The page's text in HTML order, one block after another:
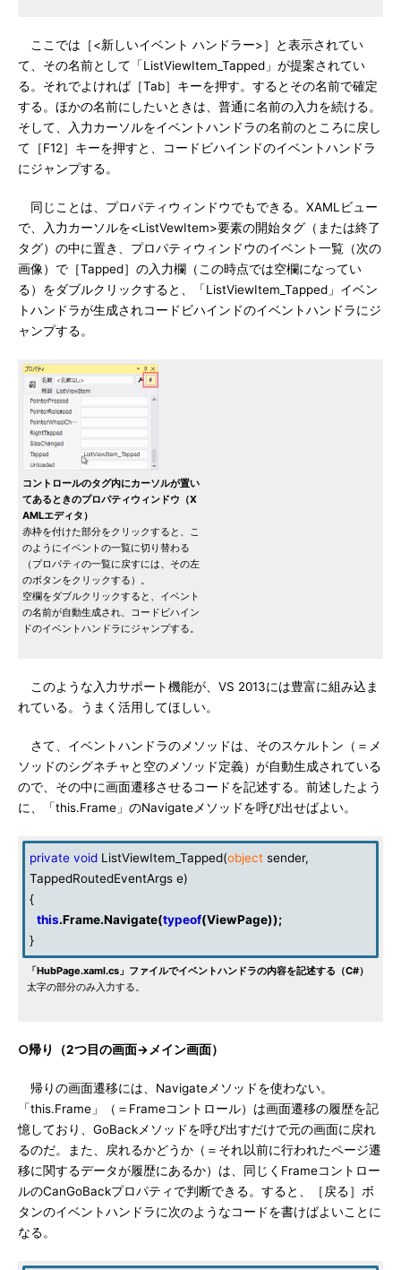
ここでは［<新しいイベント ハンドラー>］と表示されてい
て、その名前として「ListViewItem_Tapped」が提案されてい
る。それでよければ［Tab］キーを押す。するとその名前で確定
する。ほかの名前にしたいときは、普通に名前の入力を続ける。
そして、入力カーソルをイベントハンドラの名前のところに戻し
て［F12］キーを押すと、コードビハインドのイベントハンドラ
にジャンプする。
同じことは、プロパティウィンドウでもできる。XAMLビュー
で、入力カーソルを<ListVewItem>要素の開始タグ（または終了
タグ）の中に置き、プロパティウィンドウのイベント一覧（次の
画像）で［Tapped］の入力欄（この時点では空欄になってい
る）をダブルクリックすると、「ListViewItem_Tapped」イベン
トハンドラが生成されコードビハインドのイベントハンドラにジ
ャンプする。
コントロールのタグ内にカーソルが置い
てあるときのプロパティウィンドウ（X
AMLエディタ）
赤枠を付けた部分をクリックすると、こ
のようにイベントの一覧に切り替わる
（プロパティの一覧に戻すには、その左
のボタンをクリックする）。
空欄をダブルクリックすると、イベント
の名前が自動生成され、コードビハイン
ドのイベントハンドラにジャンプする。
このような入力サポート機能が、VS 2013には豊富に組み込ま
れている。うまく活用してほしい。
さて、イベントハンドラのメソッドは、そのスケルトン（＝メ
ソッドのシグネチャと空のメソッド定義）が自動生成されている
ので、その中に画面遷移させるコードを記述する。前述したよう
に、「this.Frame」のNavigateメソッドを呼び出せばよい。
private void ListViewItem_Tapped(object sender,
TappedRoutedEventArgs e)
{
this.Frame.Navigate(typeof(ViewPage));
}
「HubPage.xaml.cs」ファイルでイベントハンドラの内容を記述する（C#）
太字の部分のみ入力する。
○帰り（2つ目の画面→メイン画面）
帰りの画面遷移には、Navigateメソッドを使わない。
「this.Frame」（＝Frameコントロール）は画面遷移の履歴を記
憶しており、GoBackメソッドを呼び出すだけで元の画面に戻れ
るのだ。また、戻れるかどうか（＝それ以前に行われたページ遷
移に関するデータが履歴にあるか）は、同じくFrameコントロー
ルのCanGoBackプロパティで判断できる。すると、［戻る］ボ
タンのイベントハンドラに次のようなコードを書けばよいことに
なる。